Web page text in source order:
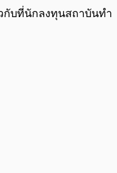
กับที่นักลงทุนสถาบันทำ